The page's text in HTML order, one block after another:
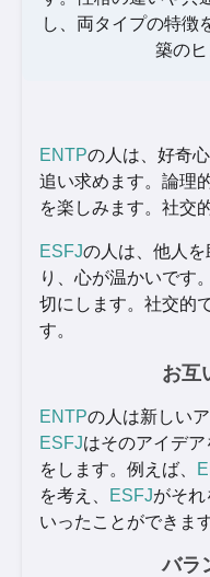
し、両タイプの特徴
築のヒ
ENTPの人は、好奇
追い求めます。論理
を楽しみます。社交
ESFJの人は、他人
り、心が温かいです
切にします。社交的
す。
お互
ENTPの人は新しい
ESFJはそのアイデ
をします。例えば、
を考え、
ESFJがそれ
いったことができます
バラ